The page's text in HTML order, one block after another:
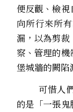
便反觀、檢
向所行來所
漏，以為剪
察、管理的
堡城牆的闕陷
的是「一張